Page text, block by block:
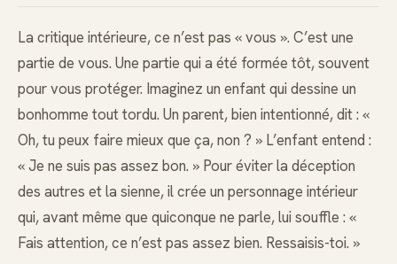
La critique intérieure, ce n’est pas « vous ». C’est une
partie de vous. Une partie qui a été formée tôt, souvent
pour vous protéger. Imaginez un enfant qui dessine un
bonhomme tout tordu. Un parent, bien intentionné, dit : «
Oh, tu peux faire mieux que ça, non ? » L’enfant entend :
« Je ne suis pas assez bon. » Pour éviter la déception
des autres et la sienne, il crée un personnage intérieur
qui, avant même que quiconque ne parle, lui souffle : «
Fais attention, ce n’est pas assez bien. Ressaisis-toi. »